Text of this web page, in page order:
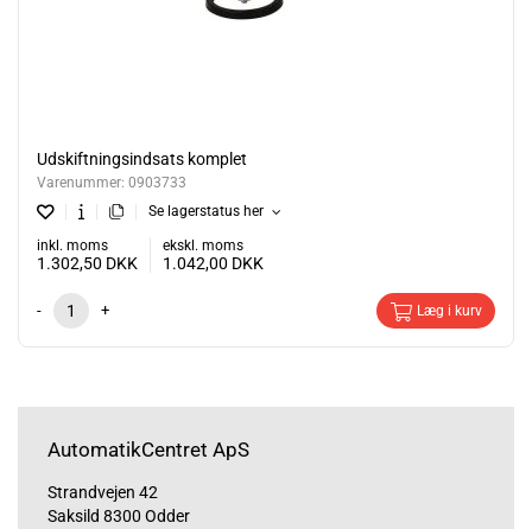
Udskiftningsindsats komplet
Varenummer: 0903733
Se lagerstatus her
inkl. moms
1.302,50 DKK
ekskl. moms
1.042,00 DKK
- + Læg i kurv
AutomatikCentret ApS
Strandvejen 42
Saksild 8300 Odder